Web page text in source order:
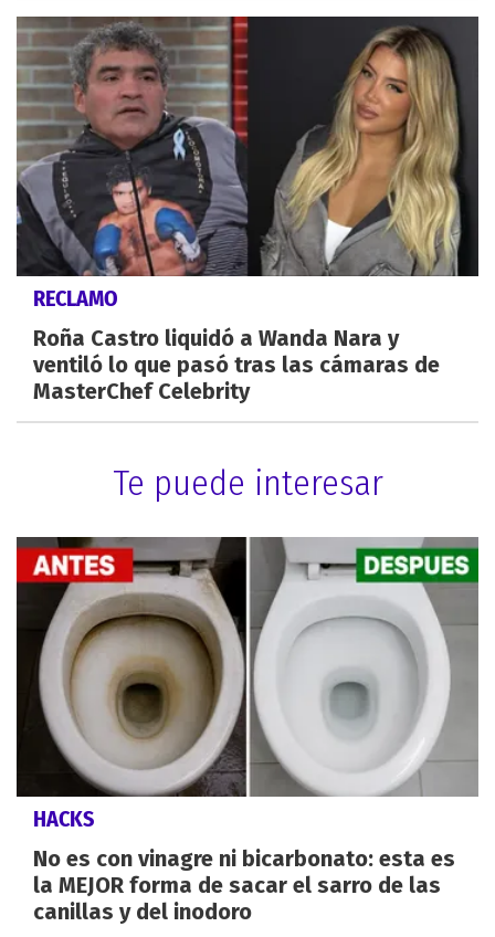
RECLAMO
Roña Castro liquidó a Wanda Nara y
ventiló lo que pasó tras las cámaras de
MasterChef Celebrity
Te puede interesar
HACKS
No es con vinagre ni bicarbonato: esta es
la MEJOR forma de sacar el sarro de las
canillas y del inodoro